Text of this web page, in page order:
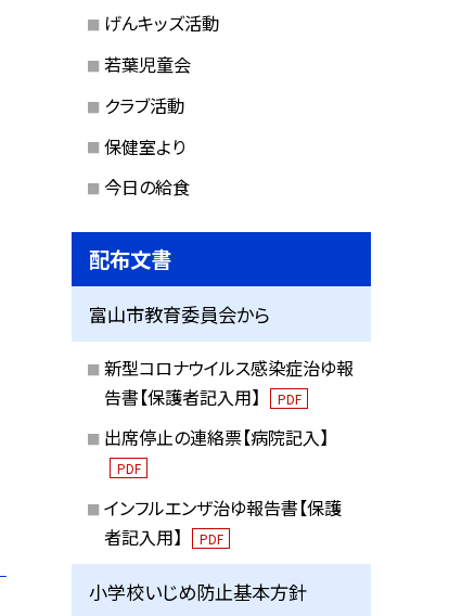
げんキッズ活動
若葉児童会
クラブ活動
保健室より
今日の給食
配布文書
富山市教育委員会から
新型コロナウイルス感染症治ゆ報
告書【保護者記入用】
PDF
出席停止の連絡票【病院記入】
PDF
インフルエンザ治ゆ報告書【保護
者記入用】
PDF
小学校いじめ防止基本方針